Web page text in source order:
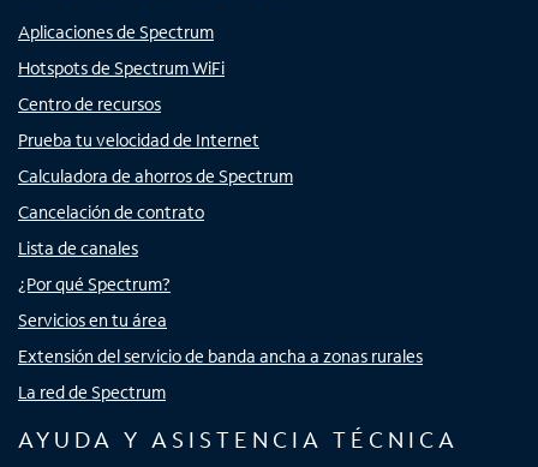
Aplicaciones de Spectrum
Hotspots de Spectrum WiFi
Centro de recursos
Prueba tu velocidad de Internet
Calculadora de ahorros de Spectrum
Cancelación de contrato
Lista de canales
¿Por qué Spectrum?
Servicios en tu área
Extensión del servicio de banda ancha a zonas rurales
La red de Spectrum
AYUDA Y ASISTENCIA TÉCNICA